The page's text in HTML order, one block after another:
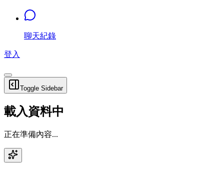
聊天紀錄
登入
Toggle Sidebar
載入資料中
正在準備內容...